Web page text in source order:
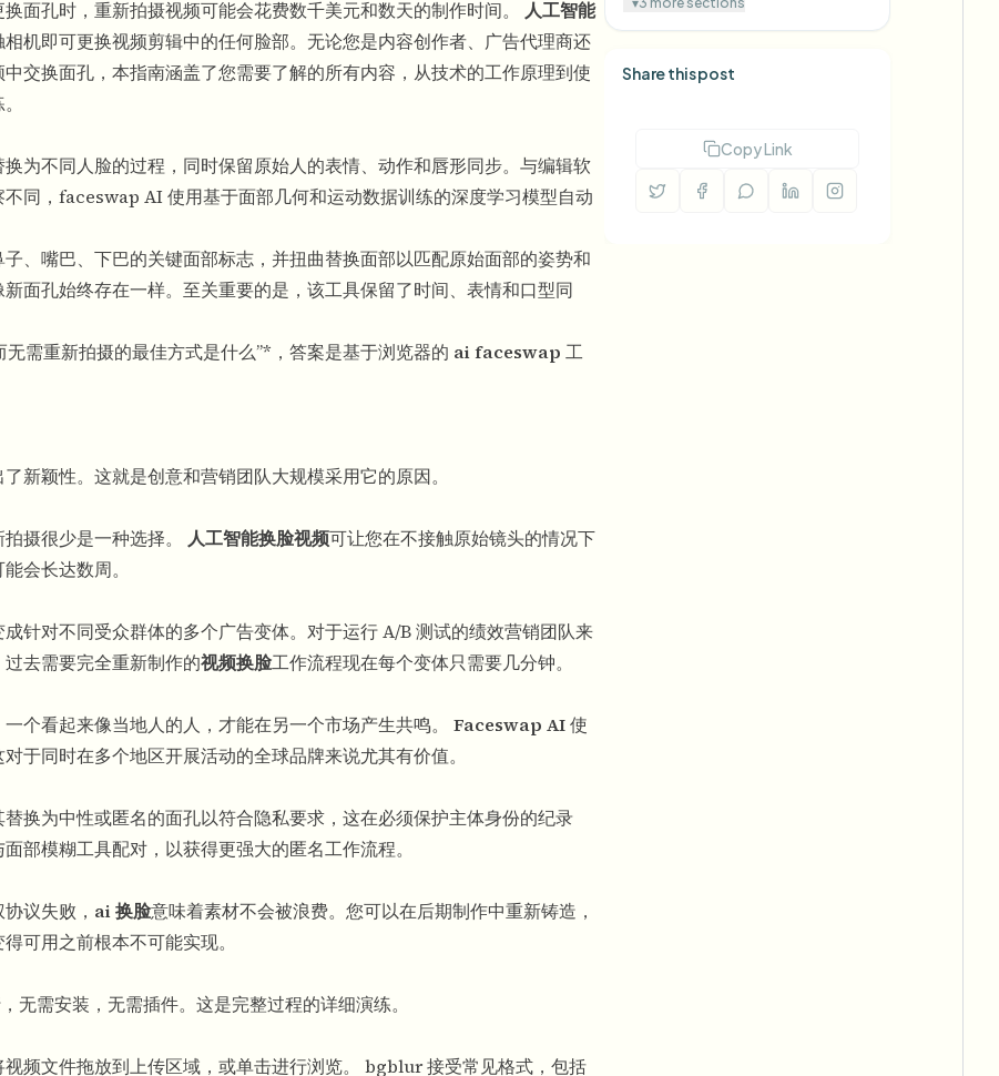
面孔时，重新拍摄视频可能会花费数千美元和数天的制作时间。 人工智能
机即可更换视频剪辑中的任何脸部。无论您是内容创作者、广告代理商还
交换面孔，本指南涵盖了您需要了解的所有内容，从技术的工作原理到使
为不同人脸的过程，同时保留原始人的表情、动作和唇形同步。与编辑软
同，faceswap AI 使用基于面部几何和运动数据训练的深度学习模型自动
、嘴巴、下巴的关键面部标志，并扭曲替换面部以匹配原始面部的姿势和
面孔始终存在一样。至关重要的是，该工具保留了时间、表情和口型同
需重新拍摄的最佳方式是什么”*，答案是基于浏览器的 ai faceswap 工
新颖性。这就是创意和营销团队大规模采用它的原因。
摄很少是一种选择。 人工智能换脸视频可让您在不接触原始镜头的情况下
会长达数周。
针对不同受众群体的多个广告变体。对于运行 A/B 测试的绩效营销团队来
去需要完全重新制作的视频换脸工作流程现在每个变体只需要几分钟。
个看起来像当地人的人，才能在另一个市场产生共鸣。 Faceswap AI使
于同时在多个地区开展活动的全球品牌来说尤其有价值。
换为中性或匿名的面孔以符合隐私要求，这在必须保护主体身份的纪录
面部模糊工具配对，以获得更强大的匿名工作流程。
议失败， ai 换脸意味着素材不会被浪费。您可以在后期制作中重新铸造，
可用之前根本不可能实现。
无需安装，无需插件。这是完整过程的详细演练。
视频文件拖放到上传区域，或单击进行浏览。 bgblur 接受常见格式，包括
Share this post
Copy Link